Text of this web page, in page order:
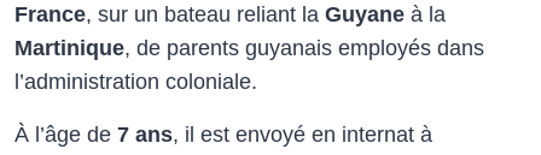
France, sur un bateau reliant la Guyane à la
Martinique, de parents guyanais employés dans
l’administration coloniale.
À l’âge de 7 ans, il est envoyé en internat à